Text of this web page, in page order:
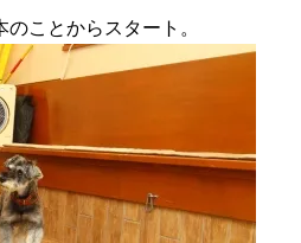
ことからスタート。